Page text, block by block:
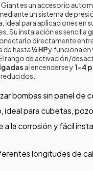
Giant es un accesorio
un sistema de
ideal para aplicaciones en
Su instalación es sencilla
directamente
de hasta½ HPy funciona en
rango de activación/
al encenderse y 1–4
bombas sin panel de
ideal para cubetas,
a la corrosión y fácil
longitudes de